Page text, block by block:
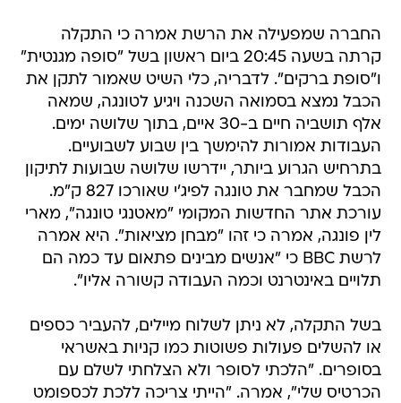
החברה שמפעילה את הרשת אמרה כי התקלה
קרתה בשעה 20:45 ביום ראשון בשל "סופה מגנטית"
ו"סופת ברקים". לדבריה, כלי השיט שאמור לתקן את
הכבל נמצא בסמואה השכנה ויגיע לטונגה, שמאה
אלף תושביה חיים ב-30 איים, בתוך שלושה ימים.
העבודות אמורות להימשך בין שבוע לשבועיים.
בתרחיש הגרוע ביותר, יידרשו שלושה שבועות לתיקון
הכבל שמחבר את טונגה לפיג'י שאורכו 827 ק"מ.
עורכת אתר החדשות המקומי "מאטנגי טונגה", מארי
לין פונגה, אמרה כי זהו "מבחן מציאות". היא אמרה
לרשת BBC כי "אנשים מבינים פתאום עד כמה הם
תלויים באינטרנט וכמה העבודה קשורה אליו".
בשל התקלה, לא ניתן לשלוח מיילים, להעביר כספים
או להשלים פעולות פשוטות כמו קניות באשראי
בסופרים. "הלכתי לסופר ולא הצלחתי לשלם עם
הכרטיס שלי", אמרה. "הייתי צריכה ללכת לכספומט